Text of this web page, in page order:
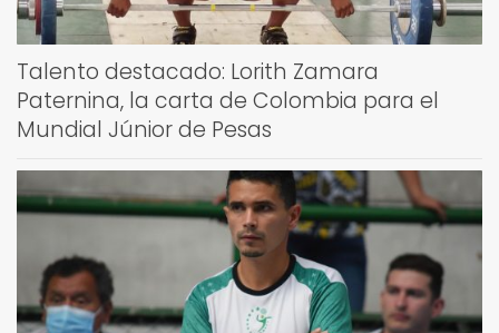
Talento destacado: Lorith Zamara
Paternina, la carta de Colombia para el
Mundial Júnior de Pesas